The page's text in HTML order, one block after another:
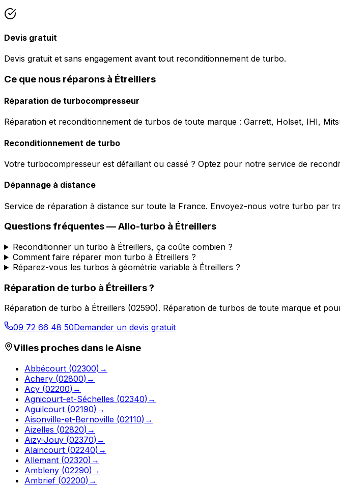
Devis gratuit
Devis gratuit et sans engagement avant tout reconditionnement de turbo.
Ce que nous réparons à Étreillers
Réparation de turbocompresseur
Réparation et reconditionnement de turbos de toute marque : Garrett, Holset, IHI,
Reconditionnement de turbo
Votre turbocompresseur est défaillant ou cassé ? Optez pour notre service de
Dépannage à distance
Service de réparation à distance sur toute la France. Envoyez-nous votre turbo par
Questions fréquentes —Allo-turbo à Étreillers
Reconditionner un turbo à Étreillers, ça coûte combien ?
Comment faire réparer mon turbo à Étreillers ?
Réparez-vous les turbos à géométrie variable à Étreillers ?
Réparation de turbo à Étreillers?
Réparation de turbo à Étreillers (02590). Réparation de turbos de toute marque et
09 72 66 48 50Demander un devis gratuit
Villes proches dans leAisne
Abbécourt (02300) →
Achery (02800) →
Acy (02200) →
Agnicourt-et-Séchelles (02340) →
Aguilcourt (02190) →
Aisonville-et-Bernoville (02110) →
Aizelles (02820) →
Aizy-Jouy (02370) →
Alaincourt (02240) →
Allemant (02320) →
Ambleny (02290) →
Ambrief (02200) →